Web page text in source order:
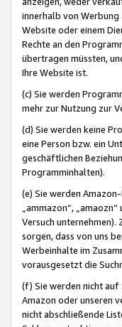
innerhalb von
Website oder einem
Rechte an den
übertragen müssten,
Ihre Website ist.
(c) Sie werden
mehr zur Nutzung zur
(d) Sie werden keine
eine Person bzw. ein
geschäftlichen
Programminhalten).
(e) Sie werden
„ammazon“,
Versuch
sorgen, dass von uns
Werbeinhalte im
vorausgesetzt die
(f) Sie werden nicht
Amazon oder unseren
nicht abschließende